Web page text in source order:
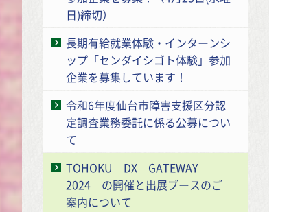
日)締切）
長期有給就業体験・インターンシ
ップ「センダイシゴト体験」参加
企業を募集しています！
令和6年度仙台市障害支援区分認
定調査業務委託に係る公募につい
て
TOHOKU DX GATEWAY
2024 の開催と出展ブースのご
案内について